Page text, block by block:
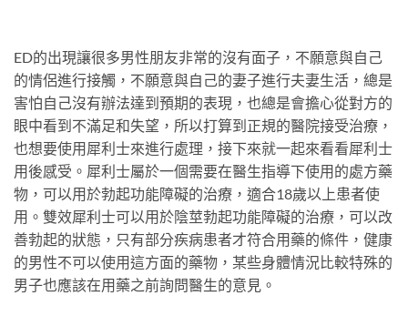
ED的出現讓很多男性朋友非常的沒有面子，不願意與自己
的情侶進行接觸，不願意與自己的妻子進行夫妻生活，總是
害怕自己沒有辦法達到預期的表現，也總是會擔心從對方的
眼中看到不滿足和失望，所以打算到正規的醫院接受治療，
也想要使用犀利士來進行處理，接下來就一起來看看犀利士
用後感受。犀利士屬於一個需要在醫生指導下使用的處方藥
物，可以用於勃起功能障礙的治療，適合18歲以上患者使
用。雙效犀利士可以用於陰莖勃起功能障礙的治療，可以改
善勃起的狀態，只有部分疾病患者才符合用藥的條件，健康
的男性不可以使用這方面的藥物，某些身體情況比較特殊的
男子也應該在用藥之前詢問醫生的意見。